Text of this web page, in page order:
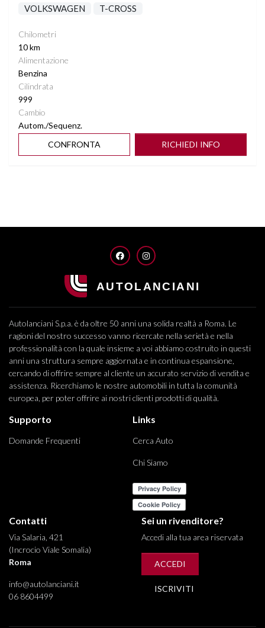
VOLKSWAGEN T-CROSS
Chilometri
10 km
Alimentazione
Benzina
Cilindrata
999
Cambio
Autom./Sequenz.
CONFRONTA
RICHIEDI INFO
FACEBOOKINSTAGRAM
Autolanciani S.p.a. è da oltre 50 anni una solida realtà a Roma. Le
ragioni del nostro successo vanno ricercate nella serietà e nella
professionalità con la quale insieme a voi abbiamo costruito in questi
anni una struttura sempre aggiornata e in continua espansione,
cercando di offrire sempre al cliente un accurato servizio di vendita e
assistenza. Ricerchiamo le nostre automobili in tutta la comunità
europea, per poter offrire ai nostri clienti prodotti di qualità.
Supporto
Domande Frequenti
Links
Cerca Auto
Chi Siamo
Contatti
Via Salaria, 421
(Incrocio Viale Somalia)
Roma
info@autolanciani.it
06 8604499
Sei un rivenditore?
Accedi alla tua area riservata
ACCEDI
ISCRIVITI